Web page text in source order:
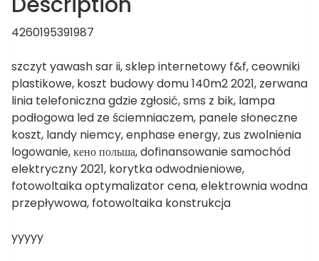
4260195391987
szczyt yawash sar ii, sklep internetowy f&f, ceowniki
plastikowe, koszt budowy domu 140m2 2021, zerwana
linia telefoniczna gdzie zgłosić, sms z bik, lampa
podłogowa led ze ściemniaczem, panele słoneczne
koszt, landy niemcy, enphase energy, zus zwolnienia
logowanie, кено польша, dofinansowanie samochód
elektryczny 2021, korytka odwodnieniowe,
fotowoltaika optymalizator cena, elektrownia wodna
przepływowa, fotowoltaika konstrukcja
yyyyy